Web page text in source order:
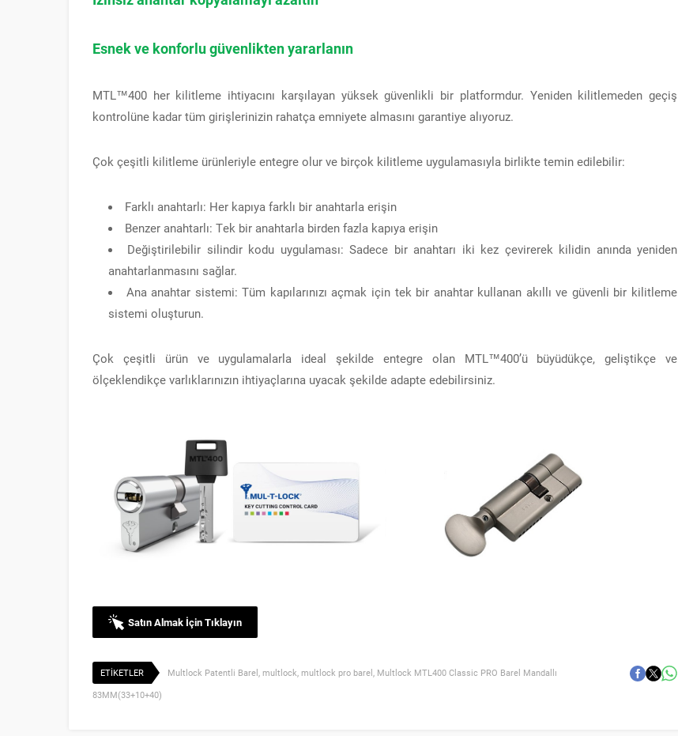
Esnek ve konforlu güvenlikten yararlanın
MTL™400 her kilitleme ihtiyacını karşılayan yüksek güvenlikli bir platformdur. Yeniden kilitlemeden geçiş
kontrolüne kadar tüm girişlerinizin rahatça emniyete almasını garantiye alıyoruz.
Çok çeşitli kilitleme ürünleriyle entegre olur ve birçok kilitleme uygulamasıyla birlikte temin edilebilir:
Farklı anahtarlı: Her kapıya farklı bir anahtarla erişin
Benzer anahtarlı: Tek bir anahtarla birden fazla kapıya erişin
Değiştirilebilir silindir kodu uygulaması: Sadece bir anahtarı iki kez çevirerek kilidin anında yeniden
anahtarlanmasını sağlar.
Ana anahtar sistemi: Tüm kapılarınızı açmak için tek bir anahtar kullanan akıllı ve güvenli bir kilitleme
sistemi oluşturun.
Çok çeşitli ürün ve uygulamalarla ideal şekilde entegre olan MTL™400’ü büyüdükçe, geliştikçe ve
ölçeklendikçe varlıklarınızın ihtiyaçlarına uyacak şekilde adapte edebilirsiniz.
Satın Almak İçin Tıklayın
ETİKETLER Multlock Patentli Barel, multlock, multlock pro barel, Multlock MTL400 Classic PRO Barel Mandallı
83MM(33+10+40)